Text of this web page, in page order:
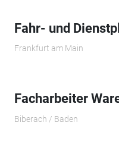
Fahr- und
Frankfurt am Main
Facharbeiter
Biberach / Baden